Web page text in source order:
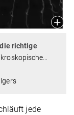
richtige
…
jede